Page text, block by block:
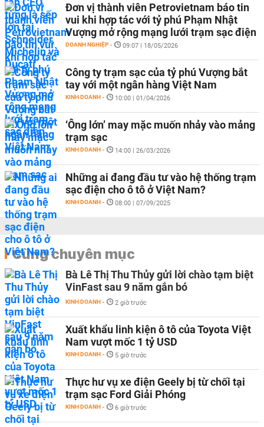
Đơn vị thành viên Petrovietnam báo tin
vui khi hợp tác với tỷ phú Phạm Nhật
Vượng mở rộng mạng lưới trạm sạc điện
DOANH NGHIỆP - 09:07 | 18/05/2026
Công ty trạm sạc của tỷ phú Vượng bắt
tay với một ngân hàng Việt Nam
KINH DOANH - 10:00 | 01/04/2026
‘Ông lớn’ may mặc muốn nhảy vào mảng
trạm sạc
KINH DOANH - 14:00 | 26/03/2026
Những ai đang đầu tư vào hệ thống trạm
sạc điện cho ô tô ở Việt Nam?
KINH DOANH - 08:00 | 07/09/2025
Cùng chuyên mục
Bà Lê Thị Thu Thủy gửi lời chào tạm biệt
VinFast sau 9 năm gắn bó
KINH DOANH - 2 giờ trước
Xuất khẩu linh kiện ô tô của Toyota Việt
Nam vượt mốc 1 tỷ USD
KINH DOANH - 5 giờ trước
Thực hư vụ xe điện Geely bị từ chối tại
trạm sạc Ford Giải Phóng
KINH DOANH - 6 giờ trước